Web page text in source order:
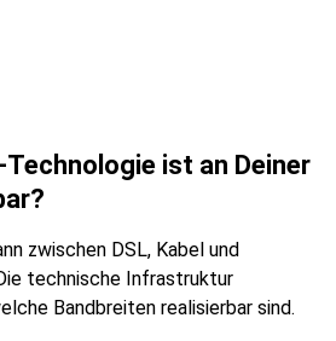
ist an Deiner
zwischen DSL, Kabel und
technische Infrastruktur
Bandbreiten realisierbar sind.